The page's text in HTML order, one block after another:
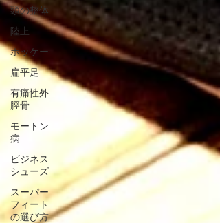
頭の整体
陸上
ホッケー
扁平足
有痛性外
脛骨
モートン
病
ビジネス
シューズ
スーパー
フィート
の選び方